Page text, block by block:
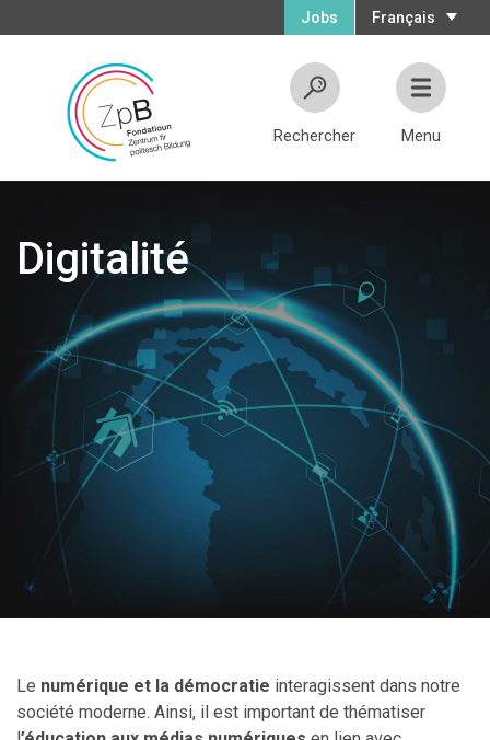
Français
Jobs
Rechercher Menu
Digitalité
Le numérique et la démocratie interagissent dans notre
société moderne. Ainsi, il est important de thématiser